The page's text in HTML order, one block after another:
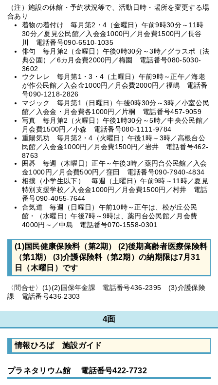
（注）施設の休館・予約状況等で、活動日時・場所を変更する場
合あり
着物の着付け 毎月第2・4（金曜日）午前9時30分～11時
30分／夏見公民館／入会金1000円／月会費1500円／長谷
川 電話番号090-6510-1035
俳句 毎月第2（金曜日）午後0時30分～3時／グラスポ（法
典公園）／6カ月会費2000円／梅園 電話番号080-5030-
3602
ウクレレ 毎月第1・3・4（土曜日）午前9時～正午／海老
が作公民館／入会金1000円／月会費2000円／福嶋 電話番
号090-1218-2826
マジック 毎月第1（日曜日）午後0時30分～3時／小室公民
館／入会金・月会費各1000円／片桐 電話番号457-9059
写真 毎月第2（火曜日）午後1時30分～5時／中央公民館／
月会費1500円／小森 電話番号080-1111-9784
重陽気功 毎月第2・4（火曜日）午後1時～3時／高根台公
民館／入会金1000円／月会費1500円／岩井 電話番号462-
8763
囲碁 毎週（木曜日）正午～午後3時／薬円台公民館／入会
金1000円／月会費500円／窪田 電話番号090-7940-4834
相撲（小学生以下） 毎週（土曜日）午前9時～11時／夏見
特別支援学校／入会金1000円／月会費1500円／村井 電話
番号090-4055-7644
合気道 毎週（日曜日）午前10時～正午は、松が丘公民
館・（水曜日）午後7時～9時は、薬円台公民館／月会費
4000円～／中島 電話番号070-1558-0301
(1)国民健康保険料（第2期） (2)後期高齢者医療保険料
（第1期） (3)介護保険料（第2期）の納期限は7月31
日（木曜日）です
〈問合せ〉(1)(2)国保年金課 電話番号436-2395 (3)介護保険
課 電話番号436-2303
4面
情報ひろば 施設ガイド
プラネタリウム館 電話番号422-7732